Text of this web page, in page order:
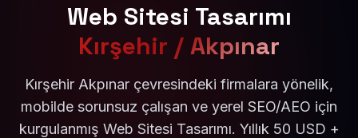
Web Sitesi Tasarımı
Kırşehir / Akpınar
Kırşehir Akpınar çevresindeki firmalara yönelik,
mobilde sorunsuz çalışan ve yerel SEO/AEO için
kurgulanmış Web Sitesi Tasarımı. Yıllık 50 USD +